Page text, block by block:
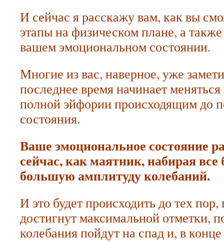
И сейчас я расскажу вам, как вы
этапы на физическом плане, а также
вашем эмоциональном состоянии.
Многие из вас, наверное, уже
последнее время начинает
полной эйфории происходящим до
состояния.
Ваше эмоциональное состояние
сейчас, как маятник, набирая
большую амплитуду колебаний.
И это будет происходить до тех
достигнут максимальной отметки,
колебания пойдут на спад и, в